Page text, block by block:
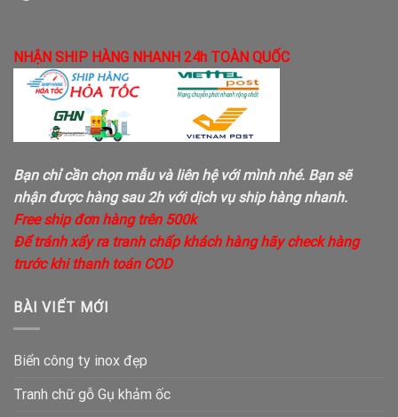
NHẬN SHIP HÀNG NHANH 24h TOÀN QUỐC
Bạn chỉ cần chọn mẫu và liên hệ với mình nhé. Bạn sẽ
nhận được hàng sau 2h với dịch vụ ship hàng nhanh.
Free ship đơn hàng trên 500k
Để tránh xẩy ra tranh chấp khách hàng hãy check hàng
trước khi thanh toán COD
BÀI VIẾT MỚI
Biển công ty inox đẹp
Tranh chữ gỗ Gụ khảm ốc